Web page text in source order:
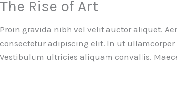
The Rise of Art
Proin gravida nibh vel velit auctor aliquet.
consectetur adipiscing elit. In ut
Vestibulum ultricies aliquam convallis.